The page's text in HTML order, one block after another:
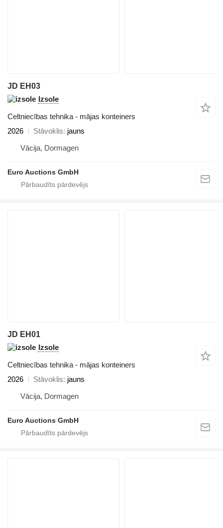
JD EH03
Izsole
Celtniecības tehnika - mājas konteiners
2026
Stāvoklis jauns
Vācija, Dormagen
Euro Auctions GmbH
JD EH01
Izsole
Celtniecības tehnika - mājas konteiners
2026
Stāvoklis jauns
Vācija, Dormagen
Euro Auctions GmbH